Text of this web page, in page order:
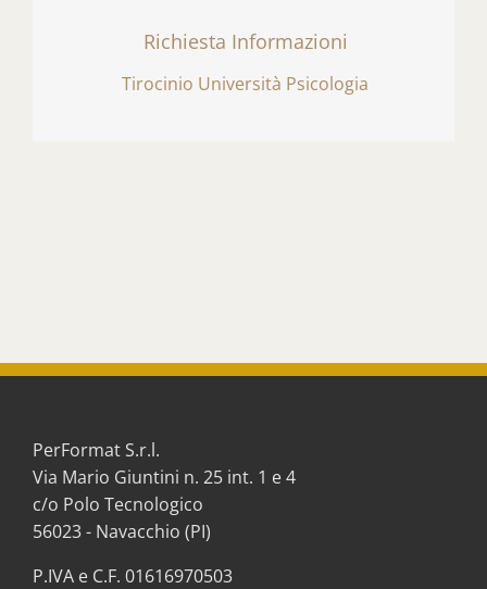
Richiesta Informazioni
Tirocinio Università Psicologia
PerFormat S.r.l.
Via Mario Giuntini n. 25 int. 1 e 4
c/o Polo Tecnologico
56023 - Navacchio (PI)
P.IVA e C.F. 01616970503